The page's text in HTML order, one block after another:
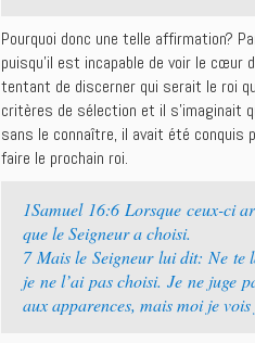
Pourquoi donc une telle affirmation?
puisqu’il est incapable de voir le cœur
tentant de discerner qui serait le roi
critères de sélection et il s’imaginait
sans le connaître, il avait été conquis
faire le prochain roi.
1Samuel 16:6 Lorsque ceux-ci
que le Seigneur a choisi.
7 Mais le Seigneur lui dit: Ne te
je ne l’ai pas choisi. Je ne juge
aux apparences, mais moi je